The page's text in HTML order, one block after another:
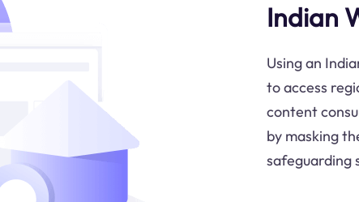
Indian
Using an
to access
content
by masking
safeguarding